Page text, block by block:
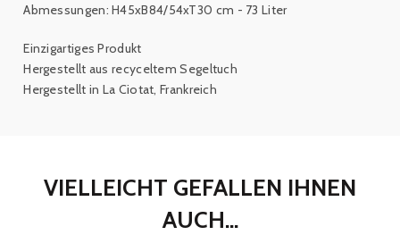
Abmessungen: H45xB84/54xT30 cm - 73 Liter
Einzigartiges Produkt
Hergestellt aus recyceltem Segeltuch
Hergestellt in La Ciotat, Frankreich
VIELLEICHT GEFALLEN IHNEN
AUCH...